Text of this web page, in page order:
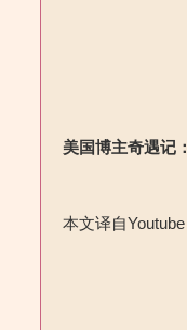
美国博主奇遇记
本文译自